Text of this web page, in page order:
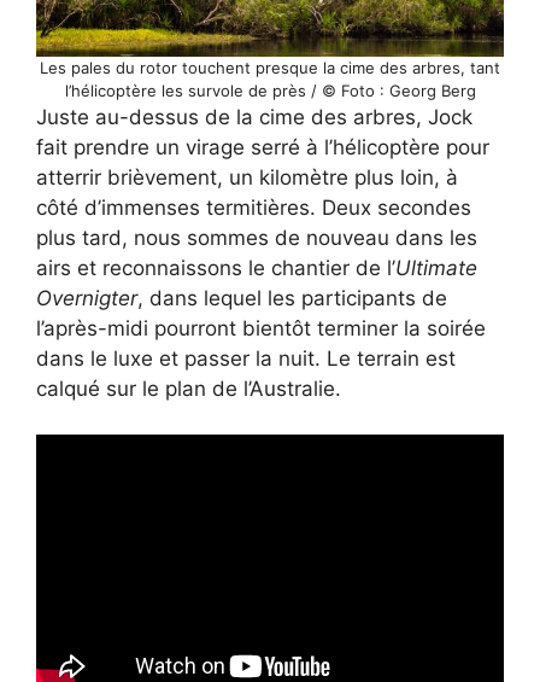
Les pales du rotor touchent presque la cime des arbres, tant
l’hélicoptère les survole de près / © Foto : Georg Berg
Juste au-dessus de la cime des arbres, Jock
fait prendre un virage serré à l’hélicoptère pour
atterrir brièvement, un kilomètre plus loin, à
côté d’immenses termitières. Deux secondes
plus tard, nous sommes de nouveau dans les
airs et reconnaissons le chantier de l’Ultimate
Overnigter, dans lequel les participants de
l’après-midi pourront bientôt terminer la soirée
dans le luxe et passer la nuit. Le terrain est
calqué sur le plan de l’Australie.